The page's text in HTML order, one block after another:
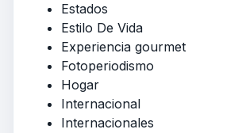
Estados
Estilo De Vida
Experiencia gourmet
Fotoperiodismo
Hogar
Internacional
Internacionales